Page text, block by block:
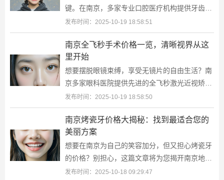
键。在南京，多家专业口腔医疗机构提供牙齿整
形服务，帮助您解决牙齿不齐、拥挤或错位等问
题。今天就来盘点一下南京地区口碑极佳
发布时间：2025-10-19 18:58:51
南京全飞秒手术价格一览，清晰视界从这
里开始
想要摆脱眼镜束缚，享受无镜片的自由生活？南
京多家眼科医院提供先进的全飞秒激光近视矫正
手术，帮助您重获清晰视力。下面我们就来了解
一下南京地区全飞秒手术的价格情况吧
发布时间：2025-10-19 18:58:50
南京烤瓷牙价格大揭秘：找到最适合您的
美丽方案
想要在南京为自己的笑容加分，但又担心烤瓷牙
的价格？别担心，这篇文章将为您揭开南京地区
烤瓷牙价格的神秘面纱，帮助您做出明智的选
发布时间：2025-10-18 09:29:47